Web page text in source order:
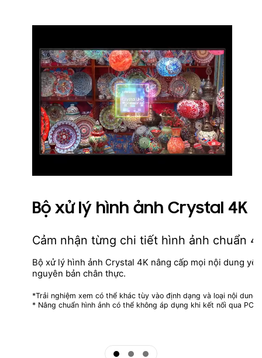
Bộ xử lý hình ảnh Crystal 4K
Cảm nhận từng chi tiết hình ảnh chuẩn
Bộ xử lý hình ảnh Crystal 4K nâng cấp mọi nội dung
nguyên bản chân thực.
*Trải nghiệm xem có thể khác tùy vào định dạng và loại nội dung.
* Nâng chuẩn hình ảnh có thể không áp dụng khi kết nối qua PC